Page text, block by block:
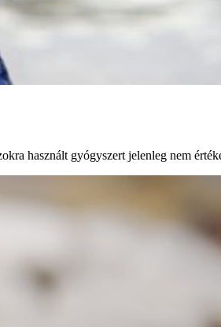
használt gyógyszert jelenleg nem